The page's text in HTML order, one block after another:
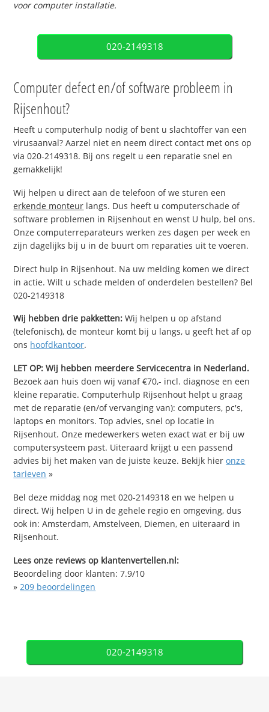
voor computer installatie.
020-2149318
Computer defect en/of software probleem in
Rijsenhout?
Heeft u computerhulp nodig of bent u slachtoffer van een
virusaanval? Aarzel niet en neem direct contact met ons op
via 020-2149318. Bij ons regelt u een reparatie snel en
gemakkelijk!
Wij helpen u direct aan de telefoon of we sturen een
erkende monteur langs. Dus heeft u computerschade of
software problemen in Rijsenhout en wenst U hulp, bel ons.
Onze computerreparateurs werken zes dagen per week en
zijn dagelijks bij u in de buurt om reparaties uit te voeren.
Direct hulp in Rijsenhout. Na uw melding komen we direct
in actie. Wilt u schade melden of onderdelen bestellen? Bel
020-2149318
Wij hebben drie pakketten: Wij helpen u op afstand
(telefonisch), de monteur komt bij u langs, u geeft het af op
ons hoofdkantoor.
LET OP: Wij hebben meerdere Servicecentra in Nederland.
Bezoek aan huis doen wij vanaf €70,- incl. diagnose en een
kleine reparatie. Computerhulp Rijsenhout helpt u graag
met de reparatie (en/of vervanging van): computers, pc's,
laptops en monitors. Top advies, snel op locatie in
Rijsenhout. Onze medewerkers weten exact wat er bij uw
computersysteem past. Uiteraard krijgt u een passend
advies bij het maken van de juiste keuze. Bekijk hieronze
tarieven »
Bel deze middag nog met 020-2149318 en we helpen u
direct. Wij helpen U in de gehele regio en omgeving, dus
ook in: Amsterdam, Amstelveen, Diemen, en uiteraard in
Rijsenhout.
Lees onze reviews op klantenvertellen.nl:
Beoordeling door klanten:7.9/10
» 209 beoordelingen
020-2149318